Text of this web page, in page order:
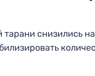
снизились